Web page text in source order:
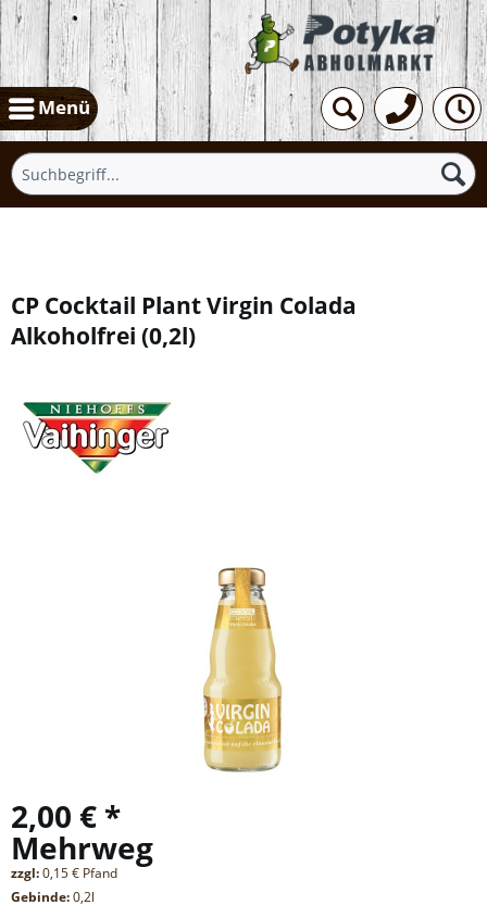
Menü
CP Cocktail Plant Virgin Colada
Alkoholfrei (0,2l)
2,00 € *
Mehrweg
zzgl:0,15 € Pfand
Gebinde:0,2l